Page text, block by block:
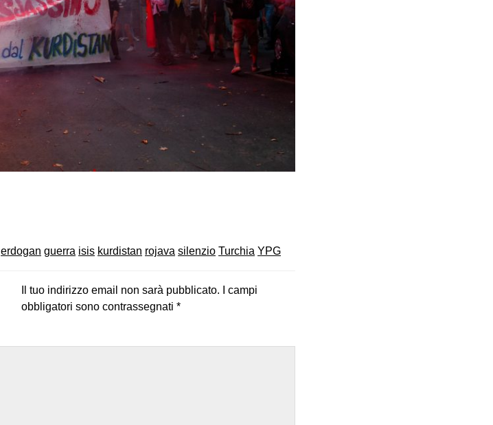
erdogan guerra isis kurdistan rojava silenzio Turchia YPG
Il tuo indirizzo email non sarà pubblicato.
I campi
obbligatori sono contrassegnati *